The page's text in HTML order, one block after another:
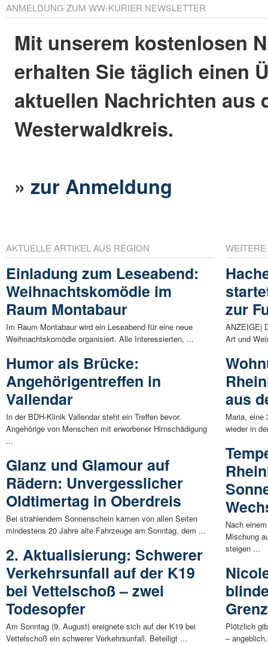
ANMELDUNG ZUM WW-KURIER NEWSLETTER
Mit unserem kostenlosen
erhalten Sie täglich einen
aktuellen Nachrichten aus
Westerwaldkreis.
»zur Anmeldung
AKTUELLE ARTIKEL AUS REGION
Einladung zum Leseabend:
Weihnachtskomödie im
Raum Montabaur
Im Raum Montabaur wird ein Leseabend für eine neue
Weihnachtskomödie organisiert. Alle Interessierten, ...
Humor als Brücke:
Angehörigentreffen in
Vallendar
In der BDH-Klinik Vallendar steht ein Treffen bevor.
Angehörige von Menschen mit erworbener Hirnschädigung
...
Glanz und Glamour auf
Rädern: Unvergesslicher
Oldtimertag in Oberdreis
Bei strahlendem Sonnenschein kamen von allen Seiten
mindestens 20 Jahre alte Fahrzeuge am Sonntag, dem ...
2. Aktualisierung: Schwerer
Verkehrsunfall auf der K19
bei Vettelschoß – zwei
Todesopfer
Am Sonntag (9. August) ereignete sich auf der K19 bei
Vettelschoß ein schwerer Verkehrsunfall. Beteiligt ...
zur
ANZEIGE|
Art und
aus
Maria, eine
wieder in
Nach
Mischung
steigen ...
Plötzlich
–